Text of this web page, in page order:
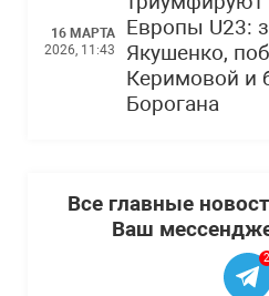
16 МАРТА
2026, 11:43
Европы U23:
Якушенко,
Керимовой и
Борогана
Все главные
Ваш
2